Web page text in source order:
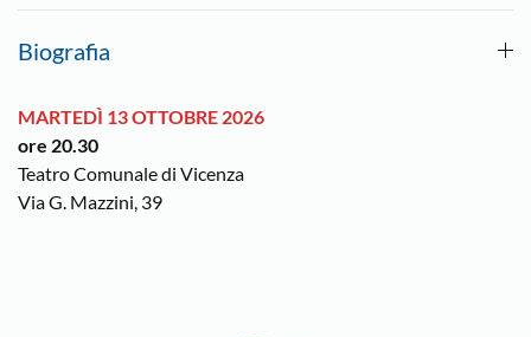
Biografia
MARTEDÌ 13 OTTOBRE 2026
ore 20.30
Teatro Comunale di Vicenza
Via G. Mazzini, 39